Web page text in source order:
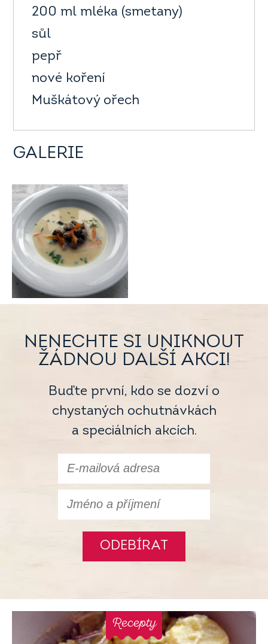
200 ml mléka (smetany)
sůl
pepř
nové koření
Muškátový ořech
GALERIE
NENECHTE SI UNIKNOUT
ŽÁDNOU DALŠÍ AKCI!
Buďte první, kdo se dozví o
chystaných ochutnávkách
a speciálních akcích.
ODEBÍRAT
Recepty